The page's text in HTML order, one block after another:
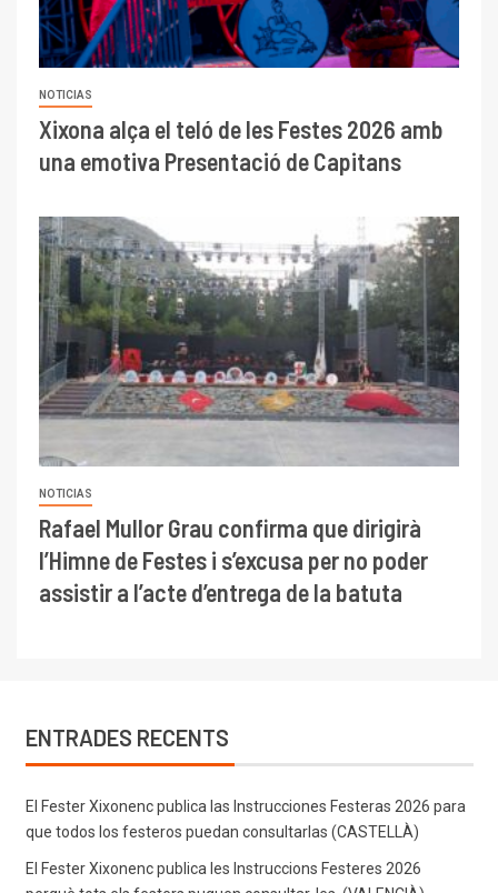
NOTICIAS
Xixona alça el teló de les Festes 2026 amb
una emotiva Presentació de Capitans
NOTICIAS
Rafael Mullor Grau confirma que dirigirà
l’Himne de Festes i s’excusa per no poder
assistir a l’acte d’entrega de la batuta
ENTRADES RECENTS
El Fester Xixonenc publica las Instrucciones Festeras 2026 para
que todos los festeros puedan consultarlas (CASTELLÀ)
El Fester Xixonenc publica les Instruccions Festeres 2026